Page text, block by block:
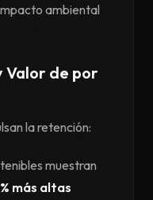
ambiental
Valor de por
la retención:
muestran
más altas